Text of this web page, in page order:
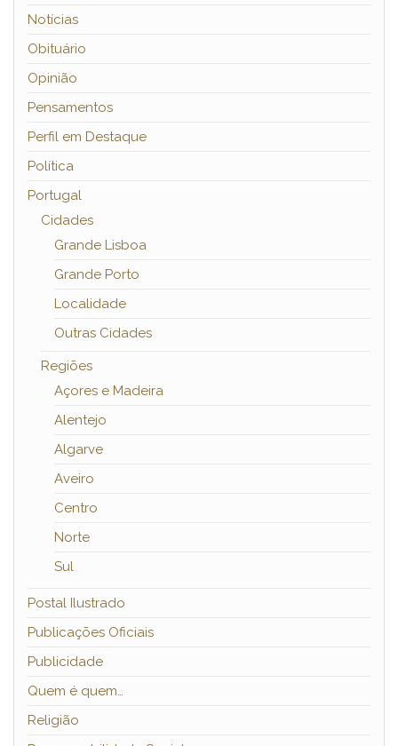
Notícias
Obituário
Opinião
Pensamentos
Perfil em Destaque
Política
Portugal
Cidades
Grande Lisboa
Grande Porto
Localidade
Outras Cidades
Regiões
Açores e Madeira
Alentejo
Algarve
Aveiro
Centro
Norte
Sul
Postal Ilustrado
Publicações Oficiais
Publicidade
Quem é quem…
Religião